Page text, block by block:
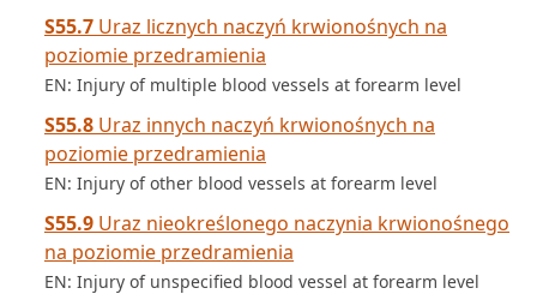
S55.7 Uraz licznych naczyń krwionośnych na
poziomie przedramienia
EN: Injury of multiple blood vessels at forearm level
S55.8 Uraz innych naczyń krwionośnych na
poziomie przedramienia
EN: Injury of other blood vessels at forearm level
S55.9 Uraz nieokreślonego naczynia krwionośnego
na poziomie przedramienia
EN: Injury of unspecified blood vessel at forearm level